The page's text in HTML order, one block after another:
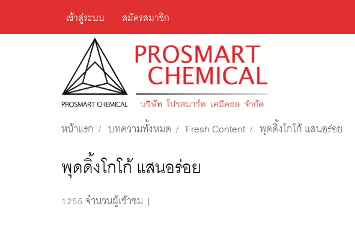
เข้าสู่ระบบ สมัครสมาชิก
หน้าแรก บทความทั้งหมด Fresh Content พุดดิ้งโกโก้ แสนอร่อย
พุดดิ้งโกโก้ แสนอร่อย
1255 จำนวนผู้เข้าชม |